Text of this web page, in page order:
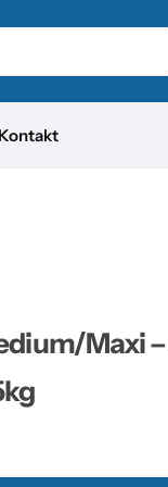
Kontakt
Maxi